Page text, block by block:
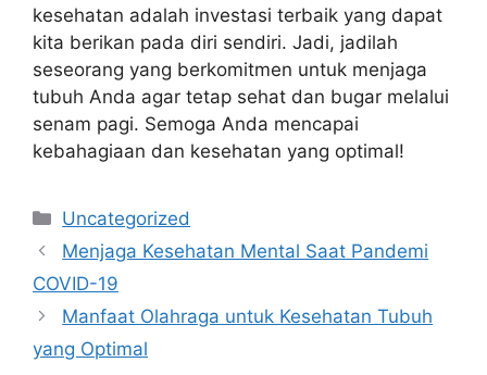
kesehatan adalah investasi terbaik yang dapat
kita berikan pada diri sendiri. Jadi, jadilah
seseorang yang berkomitmen untuk menjaga
tubuh Anda agar tetap sehat dan bugar melalui
senam pagi. Semoga Anda mencapai
kebahagiaan dan kesehatan yang optimal!
Categories
Uncategorized
Menjaga Kesehatan Mental Saat Pandemi
COVID-19
Manfaat Olahraga untuk Kesehatan Tubuh
yang Optimal